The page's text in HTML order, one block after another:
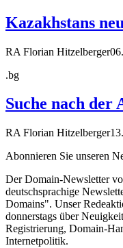
Kazakhstans
RA Florian Hitzelberger
.bg
Suche nach der
RA Florian Hitzelberger
Abonnieren Sie unseren
Der Domain-Newsletter
deutschsprachige
Domains". Unser
donnerstags über
Registrierung, Domain-
Internetpolitik.